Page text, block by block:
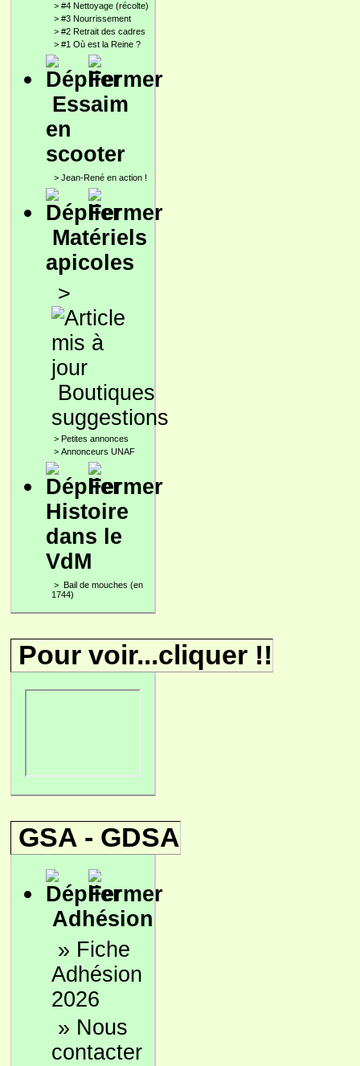
> #4 Nettoyage (récolte)
> #3 Nourrissement
> #2 Retrait des cadres
> #1 Où est la Reine ?
Essaim
en
scooter
> Jean-René en action !
Matériels
apicoles
>
Boutiques
suggestions
> Petites annonces
> Annonceurs UNAF
Histoire
dans le
VdM
> Bail de mouches (en
1744)
Pour voir...cliquer !!
GSA - GDSA
Adhésion
» Fiche
Adhésion
2026
» Nous
contacter